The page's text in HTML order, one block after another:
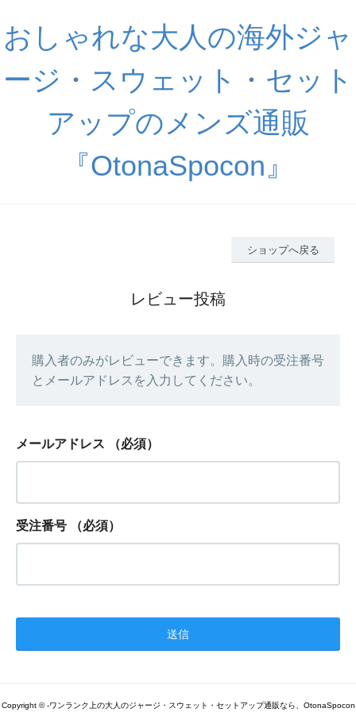
おしゃれな大人の海外ジャ
ージ・スウェット・セット
アップのメンズ通販
『OtonaSpocon』
ショップへ戻る
レビュー投稿
購入者のみがレビューできます。購入時の受注番号
とメールアドレスを入力してください。
メールアドレス （必須）
受注番号 （必須）
Copyright © -ワンランク上の大人のジャージ・スウェット・セットアップ通販なら、OtonaSpocon